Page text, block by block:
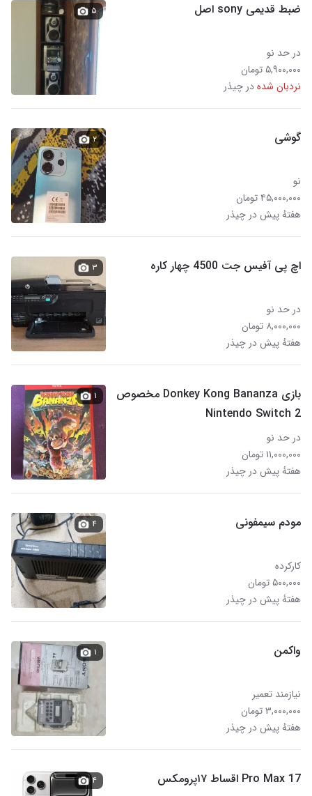
ضبط قدیمی sony اصل
در حد نو
۵,۹۰۰,۰۰۰ تومان
نردبان شدهدر چیذر
۵
گوشی
نو
۴۵,۰۰۰,۰۰۰ تومان
هفتهٔ پیش در چیذر
۲
اچ پی آفیس جت 4500 چهار کاره
در حد نو
۸,۰۰۰,۰۰۰ تومان
هفتهٔ پیش در چیذر
۳
بازی Donkey Kong Bananza مخصوص
Nintendo Switch 2
در حد نو
۱۱,۰۰۰,۰۰۰ تومان
هفتهٔ پیش در چیذر
۱
مودم سیمفونی
کارکرده
۵۰۰,۰۰۰ تومان
هفتهٔ پیش در چیذر
۴
واکمن
نیازمند تعمیر
۳,۰۰۰,۰۰۰ تومان
هفتهٔ پیش در چیذر
۱
17 Pro Max اقساط ۱۷پرومکس ۴